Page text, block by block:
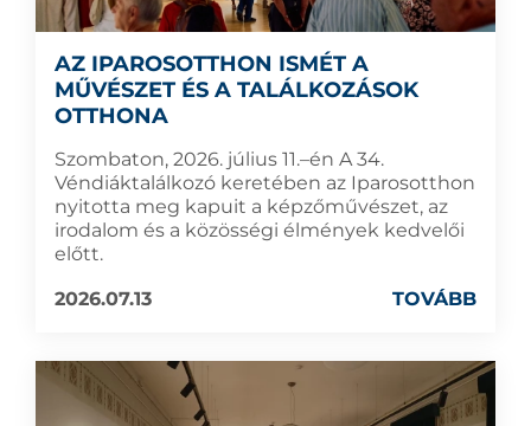
AZ IPAROSOTTHON ISMÉT A
MŰVÉSZET ÉS A TALÁLKOZÁSOK
OTTHONA
Szombaton, 2026. július 11.–én A 34.
Véndiáktalálkozó keretében az Iparosotthon
nyitotta meg kapuit a képzőművészet, az
irodalom és a közösségi élmények kedvelői
előtt.
2026.07.13
TOVÁBB